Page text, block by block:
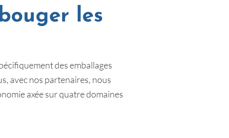
les
des emballages
avec nos partenaires, nous
axée sur quatre domaines